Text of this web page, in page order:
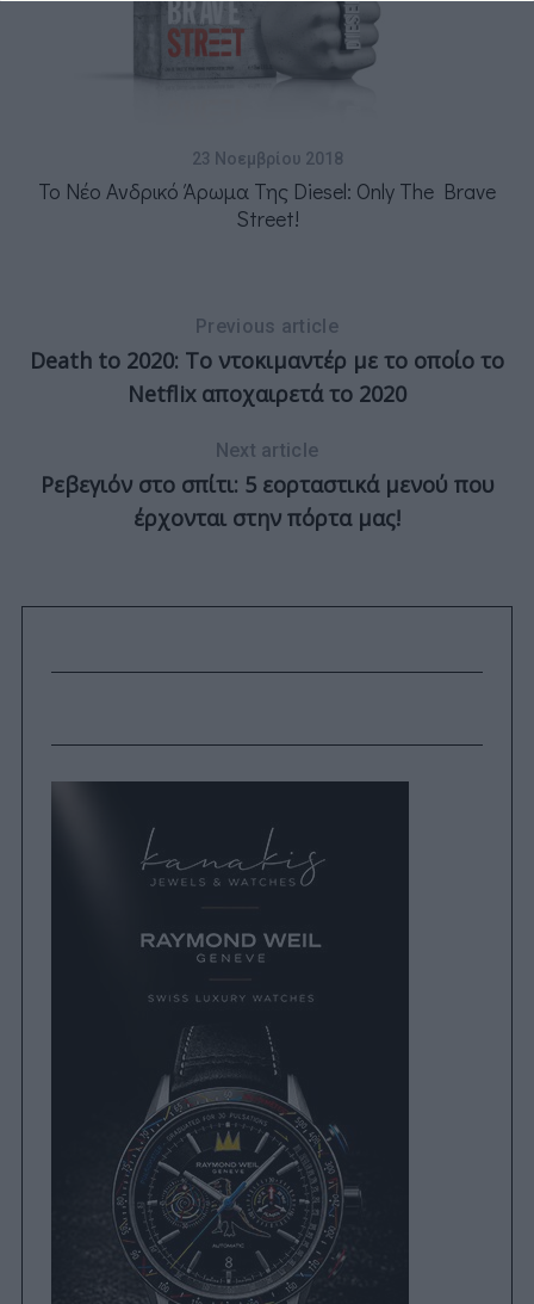
23 Νοεμβρίου 2018
Το Νέο Ανδρικό Άρωμα Της Diesel: Only The Brave
Street!
Previous article
Death to 2020: Το ντοκιμαντέρ με το οποίο το
Netflix αποχαιρετά το 2020
Next article
Ρεβεγιόν στο σπίτι: 5 εορταστικά μενού που
έρχονται στην πόρτα μας!